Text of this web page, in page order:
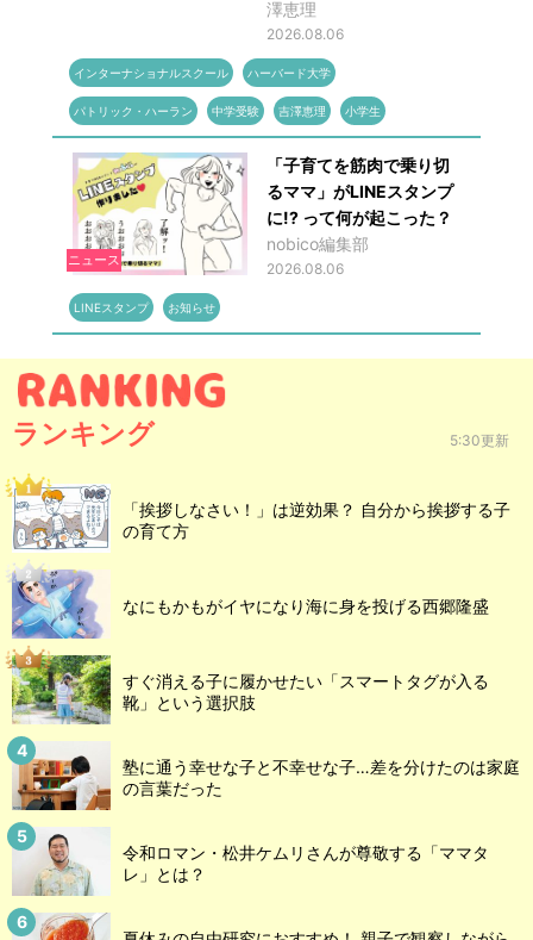
澤恵理
2026.08.06
インターナショナルスクール ハーバード大学
パトリック・ハーラン 中学受験 吉澤恵理 小学生
ニュース
「子育てを筋肉で乗り切
るママ」がLINEスタンプ
に!? って何が起こった？
nobico編集部
2026.08.06
LINEスタンプ お知らせ
ランキング 5:30更新
「挨拶しなさい！」は逆効果？ 自分から挨拶する子
の育て方
なにもかもがイヤになり海に身を投げる西郷隆盛
すぐ消える子に履かせたい「スマートタグが入る
靴」という選択肢
塾に通う幸せな子と不幸せな子…差を分けたのは家庭
の言葉だった
令和ロマン・松井ケムリさんが尊敬する「ママタ
レ」とは？